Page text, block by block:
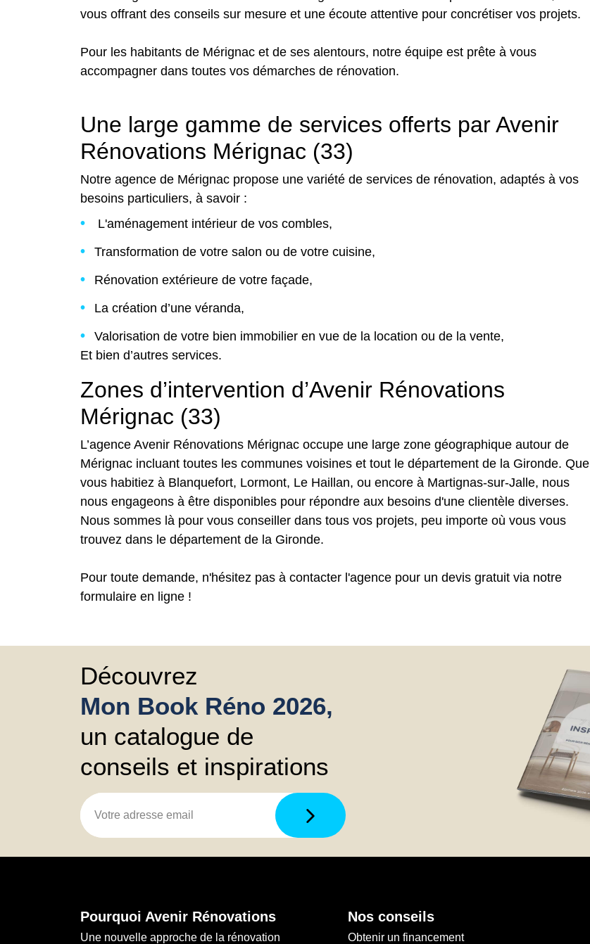
vous offrant des conseils sur mesure et une écoute attentive pour concrétiser vos projets.
Pour les habitants de Mérignac et de ses alentours, notre équipe est prête à vous
accompagner dans toutes vos démarches de rénovation.
Une large gamme de services offerts par Avenir
Rénovations Mérignac (33)
Notre agence de Mérignac propose une variété de services de rénovation, adaptés à vos
besoins particuliers, à savoir :
L'aménagement intérieur de vos combles,
Transformation de votre salon ou de votre cuisine,
Rénovation extérieure de votre façade,
La création d’une véranda,
Valorisation de votre bien immobilier en vue de la location ou de la vente,
Et bien d’autres services.
Zones d’intervention d’Avenir Rénovations
Mérignac (33)
L’agence Avenir Rénovations Mérignac occupe une large zone géographique autour de
Mérignac incluant toutes les communes voisines et tout le département de la Gironde. Que
vous habitiez à Blanquefort, Lormont, Le Haillan, ou encore à Martignas-sur-Jalle, nous
nous engageons à être disponibles pour répondre aux besoins d'une clientèle diverses.
Nous sommes là pour vous conseiller dans tous vos projets, peu importe où vous vous
trouvez dans le département de la Gironde.
Pour toute demande, n'hésitez pas à contacter l'agence pour un devis gratuit via notre
formulaire en ligne !
Découvrez
Mon Book Réno 2026,
un catalogue de
conseils et inspirations
Pourquoi Avenir Rénovations
Une nouvelle approche de la rénovation
Nos conseils
Obtenir un financement